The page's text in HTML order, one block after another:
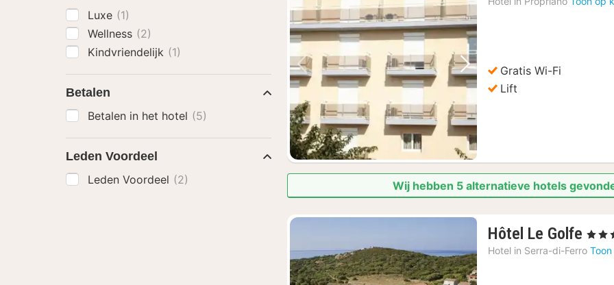
Vorige foto Volgende foto
Gratis Wi-Fi
Lift
Wij hebben 5 alternatieve hotels
Hôtel Le Golfe 1
, 4
Hotel in Serra-di-Ferro
Luxe (1)
Wellness (2)
Kindvriendelijk (1)
Betalen
Betalen in het hotel (5)
Leden Voordeel
Leden Voordeel (2)